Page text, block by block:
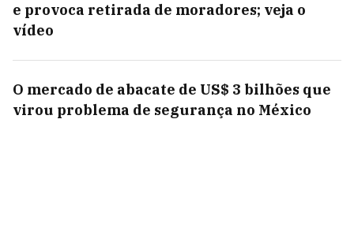
e provoca retirada de moradores; veja o
vídeo
O mercado de abacate de US$ 3 bilhões que
virou problema de segurança no México